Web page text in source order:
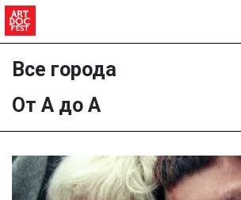
Все города
От А до А